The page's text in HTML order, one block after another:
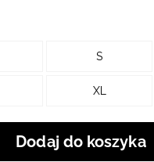
S
XL
Dodaj do koszyka